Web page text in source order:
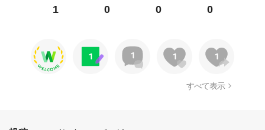
1 0 0 0
すべて表示